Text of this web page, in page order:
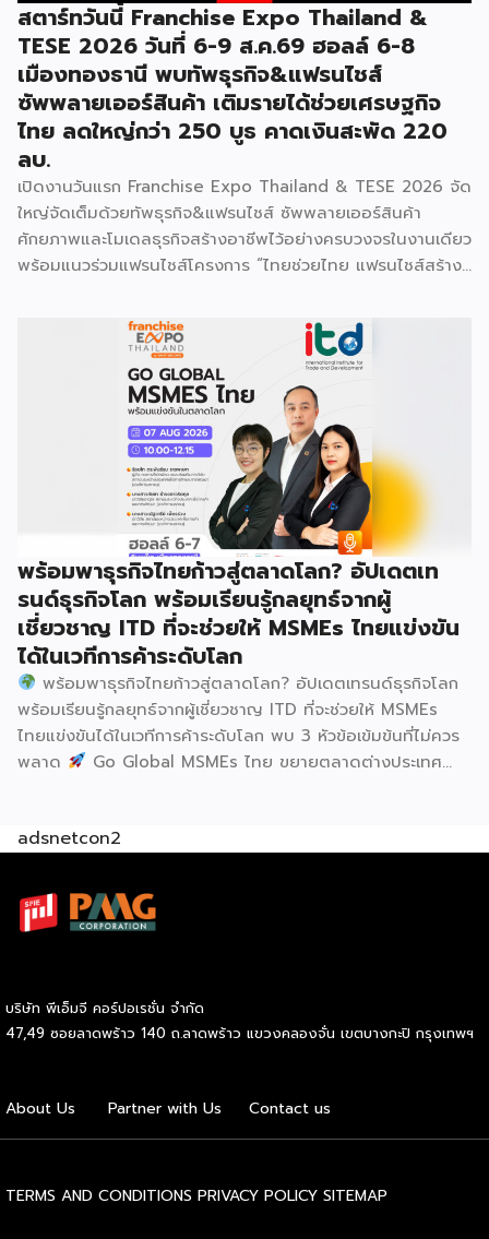
สตาร์ทวันนี้ Franchise Expo Thailand &
TESE 2026 วันที่ 6-9 ส.ค.69 ฮอลล์ 6-8
เมืองทองธานี พบทัพธุรกิจ&แฟรนไชส์
ซัพพลายเออร์สินค้า เติมรายได้ช่วยเศรษฐกิจ
ไทย ลดใหญ่กว่า 250 บูธ คาดเงินสะพัด 220
ลบ.
เปิดงานวันแรก Franchise Expo Thailand & TESE 2026 จัด
ใหญ่จัดเต็มด้วยทัพธุรกิจ&แฟรนไชส์ ซัพพลายเออร์สินค้า
ศักยภาพและโมเดลธุรกิจสร้างอาชีพไว้อย่างครบวงจรในงานเดียว
พร้อมแนวร่วมแฟรนไชส์โครงการ “ไทยช่วยไทย แฟรนไชส์สร้าง
รวมกว่า 250 บูธ บนพื้นที่ 15,000 ตารางเมตร หวังเป็นทาง
เลือกสร้างรายได้เพิ่มและพยุงเศรษฐกิจไทยให้ฟื้นตัว เสิร์ฟครบ
จบในงานด้วยสินเชื่อ และทำเลทองทั่วประเทศ พร้อมเสวนาให้
ความรู้โดยผู้ทรงคุณวุฒิคับคั่ง และกิจกรรมเจรจาจับคู่ธุรกิจทั้งใน
และต่างประเทศ งานจัดต่อเนื่องระหว่างวันที่ 6-9 สิงหาคมนี้ ที่
ฮอลล์ 6-8 อิมแพ็คเมืองทองธานี คาดเม็ดเงินสะพัดในงานราว
220 ล้านบาท นายพูนพงษ์ นัยนาภากรณ์ อธิบดีกรมพัฒนา
ธุรกิจการค้า กระทรวงพาณิชย์ กล่าวว่า งาน ” Franchise Expo
Thailand & Thailand E-Commerce Selection Expo
(TESE 2026) เป็นเวทีแสดงธุรกิจแฟรนไชส์และโซลูชั่นส์แบบครบ
วงจร […]
พร้อมพาธุรกิจไทยก้าวสู่ตลาดโลก? อัปเดตเท
รนด์ธุรกิจโลก พร้อมเรียนรู้กลยุทธ์จากผู้
เชี่ยวชาญ ITD ที่จะช่วยให้ MSMEs ไทยแข่งขัน
ได้ในเวทีการค้าระดับโลก
พร้อมพาธุรกิจไทยก้าวสู่ตลาดโลก? อัปเดตเทรนด์ธุรกิจโลก
พร้อมเรียนรู้กลยุทธ์จากผู้เชี่ยวชาญ ITD ที่จะช่วยให้ MSMEs
ไทยแข่งขันได้ในเวทีการค้าระดับโลก พบ 3 หัวข้อเข้มข้นที่ไม่ควร
พลาด
Go Global MSMEs ไทย ขยายตลาดต่างประเทศ
Commerce เปิดตลาดจีน ติดอาวุธ SMEs ไทย สู่ผู้บริโภค
ธุรกิจ ผู้ประกอบการ และผู้ที่กำลังวางแผนขยายตลาด
สิงหาคม 2569 | 10.00 – 12.15 น.
adsnetcon2
บริษัท พีเอ็มจี คอร์ปอเรชั่น จำกัด
47,49 ซอยลาดพร้าว 140 ถ.ลาดพร้าว แขวงคลองจั่น เขตบางกะปิ กรุงเทพฯ
About Us Partner with Us Contact us
TERMS AND CONDITIONS PRIVACY POLICY SITEMAP